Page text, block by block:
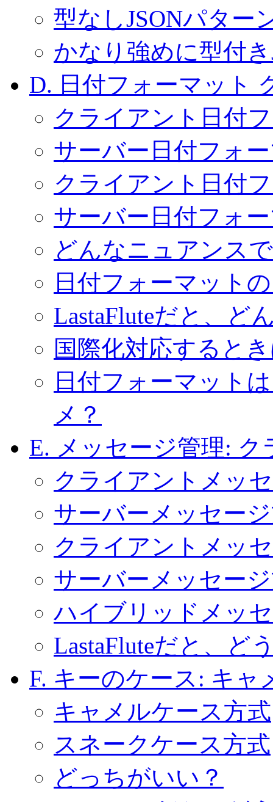
型なしJSONパター
かなり強めに型付
D. 日付フォーマット
クライアント日付
サーバー日付フォ
クライアント日付
サーバー日付フォ
どんなニュアンス
日付フォーマット
LastaFluteだと、ど
国際化対応すると
日付フォーマット
メ？
E. メッセージ管理: ク
クライアントメッ
サーバーメッセー
クライアントメッ
サーバーメッセー
ハイブリッドメッ
LastaFluteだと、ど
F. キーのケース: キャ
キャメルケース方式
スネークケース方式
どっちがいい？